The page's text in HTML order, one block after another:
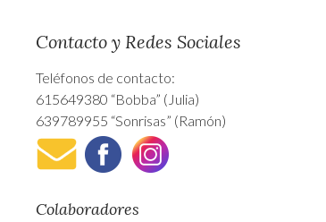
Contacto y Redes Sociales
Teléfonos de contacto:
615649380 “Bobba” (Julia)
639789955 “Sonrisas” (Ramón)
Colaboradores